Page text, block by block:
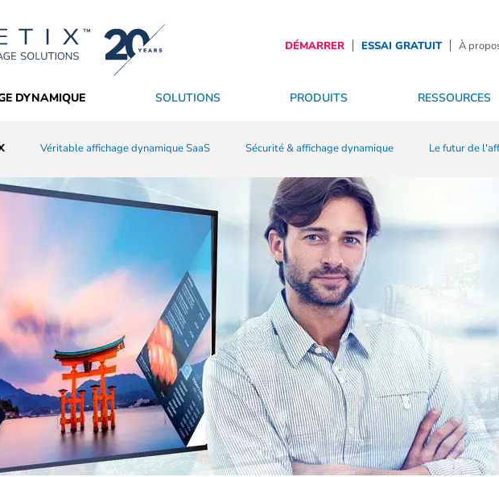
DÉMARRER ESSAI GRATUIT À
DYNAMIQUE
Véritable affichage dynamique SaaS Sécurité & affichage dynamique Le futur de
SOLUTIONS
Nos réussites
PRODUITS
Logiciel Widgets OS Services
RESSOURCES
Ressources commerciales
technologiques Prestataires de services Devenir partenaire